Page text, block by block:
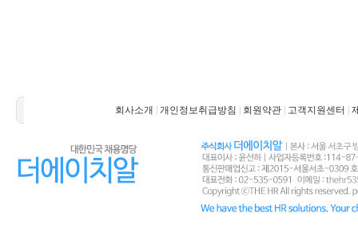
회사소개 개인정보취급방침 회원약관 고객지원센터